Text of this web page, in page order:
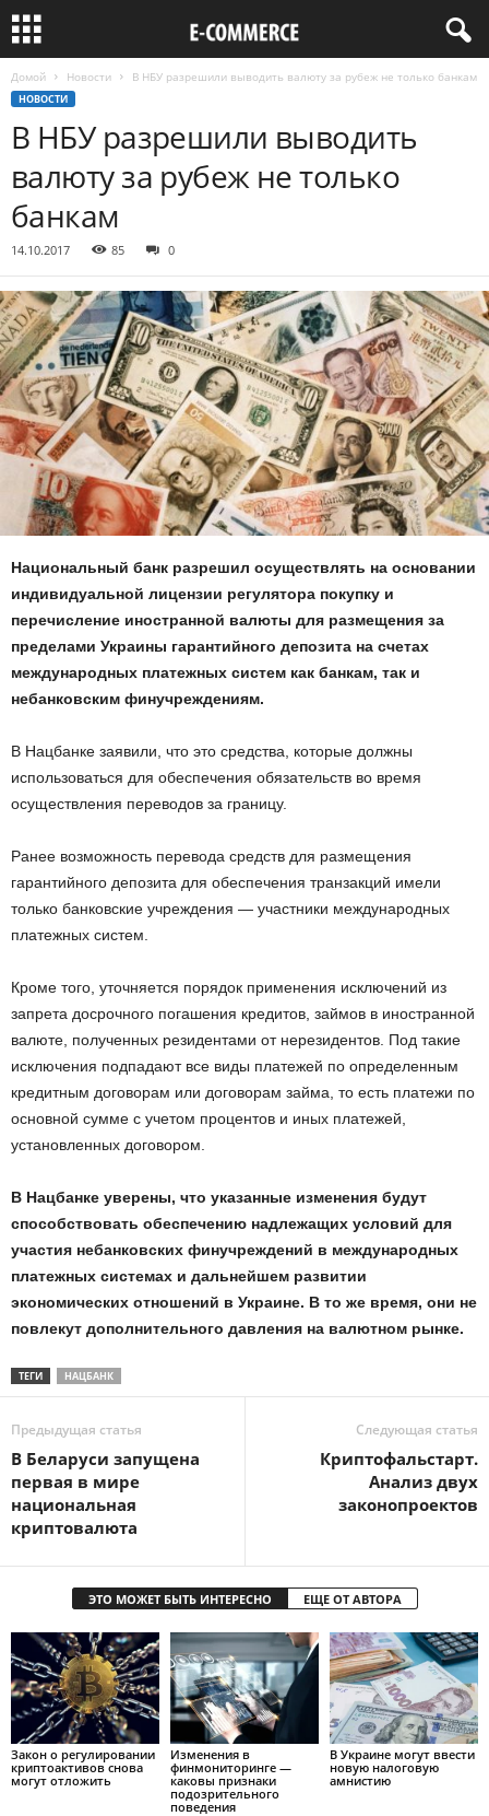
Домой Новости В НБУ разрешили выводить валюту за рубеж не только банкам
НОВОСТИ
В НБУ разрешили выводить
валюту за рубеж не только
банкам
14.10.2017 85 0
Национальный банк разрешил осуществлять на основании
индивидуальной лицензии регулятора покупку и
перечисление иностранной валюты для размещения за
пределами Украины гарантийного депозита на счетах
международных платежных систем как банкам, так и
небанковским финучреждениям.
В Нацбанке заявили, что это средства, которые должны
использоваться для обеспечения обязательств во время
осуществления переводов за границу.
Ранее возможность перевода средств для размещения
гарантийного депозита для обеспечения транзакций имели
только банковские учреждения — участники международных
платежных систем.
Кроме того, уточняется порядок применения исключений из
запрета досрочного погашения кредитов, займов в иностранной
валюте, полученных резидентами от нерезидентов. Под такие
исключения подпадают все виды платежей по определенным
кредитным договорам или договорам займа, то есть платежи по
основной сумме с учетом процентов и иных платежей,
установленных договором.
В Нацбанке уверены, что указанные изменения будут
способствовать обеспечению надлежащих условий для
участия небанковских финучреждений в международных
платежных системах и дальнейшем развитии
экономических отношений в Украине. В то же время, они не
повлекут дополнительного давления на валютном рынке.
ТЕГИ НАЦБАНК
Предыдущая статья
В Беларуси запущена
первая в мире
национальная
криптовалюта
Следующая статья
Криптофальстарт.
Анализ двух
законопроектов
ЭТО МОЖЕТ БЫТЬ ИНТЕРЕСНО ЕЩЕ ОТ АВТОРА
Закон о регулировании
криптоактивов снова
могут отложить
Изменения в
финмониторинге —
каковы признаки
подозрительного
поведения
В Украине могут ввести
новую налоговую
амнистию